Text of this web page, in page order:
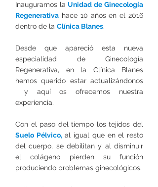
Inauguramos la Unidad de Ginecología
Regenerativa hace 10 años en el 2016
dentro de la Clínica Blanes.
Desde que apareció esta nueva
especialidad de Ginecología
Regenerativa, en la Clínica Blanes
hemos querido estar actualizándonos
y aquí os ofrecemos nuestra
experiencia.
Con el paso del tiempo los tejidos del
Suelo Pélvico,al igual que en el resto
del cuerpo, se debilitan y al disminuir
el colágeno pierden su función
produciendo problemas ginecológicos.